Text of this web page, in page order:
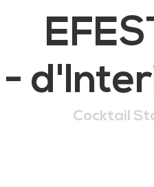
-
Cocktail